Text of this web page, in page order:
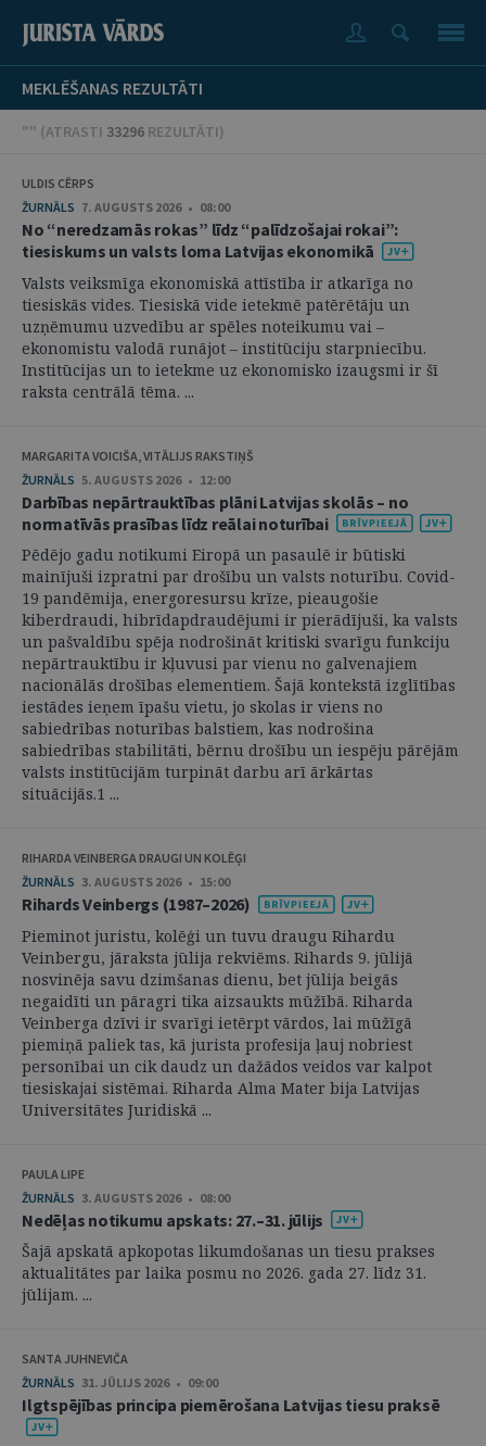
MEKLĒŠANAS REZULTĀTI
"" (ATRASTI 33296 REZULTĀTI)
ULDIS CĒRPS
ŽURNĀLS 7. AUGUSTS 2026 • 08:00
No “neredzamās rokas” līdz “palīdzošajai rokai”:
tiesiskums un valsts loma Latvijas ekonomikā
Valsts veiksmīga ekonomiskā attīstība ir atkarīga no
tiesiskās vides. Tiesiskā vide ietekmē patērētāju un
uzņēmumu uzvedību ar spēles noteikumu vai –
ekonomistu valodā runājot – institūciju starpniecību.
Institūcijas un to ietekme uz ekonomisko izaugsmi ir šī
raksta centrālā tēma. ...
MARGARITA VOICIŠA, VITĀLIJS RAKSTIŅŠ
ŽURNĀLS 5. AUGUSTS 2026 • 12:00
Darbības nepārtrauktības plāni Latvijas skolās – no
normatīvās prasības līdz reālai noturībai
Pēdējo gadu notikumi Eiropā un pasaulē ir būtiski
mainījuši izpratni par drošību un valsts noturību. Covid-
19 pandēmija, energoresursu krīze, pieaugošie
kiberdraudi, hibrīdapdraudējumi ir pierādījuši, ka valsts
un pašvaldību spēja nodrošināt kritiski svarīgu funkciju
nepārtrauktību ir kļuvusi par vienu no galvenajiem
nacionālās drošības elementiem. Šajā kontekstā izglītības
iestādes ieņem īpašu vietu, jo skolas ir viens no
sabiedrības noturības balstiem, kas nodrošina
sabiedrības stabilitāti, bērnu drošību un iespēju pārējām
valsts institūcijām turpināt darbu arī ārkārtas
situācijās.1 ...
RIHARDA VEINBERGA DRAUGI UN KOLĒĢI
ŽURNĀLS 3. AUGUSTS 2026 • 15:00
Rihards Veinbergs (1987–2026)
Pieminot juristu, kolēģi un tuvu draugu Rihardu
Veinbergu, jāraksta jūlija rekviēms. Rihards 9. jūlijā
nosvinēja savu dzimšanas dienu, bet jūlija beigās
negaidīti un pāragri tika aizsaukts mūžībā. Riharda
Veinberga dzīvi ir svarīgi ietērpt vārdos, lai mūžīgā
piemiņā paliek tas, kā jurista profesija ļauj nobriest
personībai un cik daudz un dažādos veidos var kalpot
tiesiskajai sistēmai. Riharda Alma Mater bija Latvijas
Universitātes Juridiskā ...
PAULA LIPE
ŽURNĀLS 3. AUGUSTS 2026 • 08:00
Nedēļas notikumu apskats: 27.–31. jūlijs
Šajā apskatā apkopotas likumdošanas un tiesu prakses
aktualitātes par laika posmu no 2026. gada 27. līdz 31.
jūlijam. ...
SANTA JUHNEVIČA
ŽURNĀLS 31. JŪLIJS 2026 • 09:00
Ilgtspējības principa piemērošana Latvijas tiesu praksē